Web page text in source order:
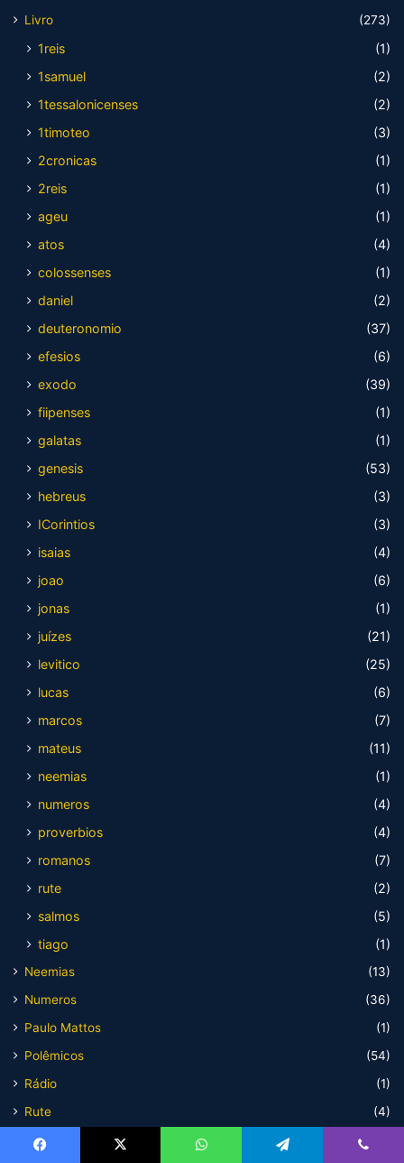
Livro
(273)
1reis
(1)
1samuel
(2)
1tessalonicenses
(2)
1timoteo
(3)
2cronicas
(1)
2reis
(1)
ageu
(1)
atos
(4)
colossenses
(1)
daniel
(2)
deuteronomio
(37)
efesios
(6)
exodo
(39)
fiipenses
(1)
galatas
(1)
genesis
(53)
hebreus
(3)
ICorintios
(3)
isaias
(4)
joao
(6)
jonas
(1)
juízes
(21)
levitico
(25)
lucas
(6)
marcos
(7)
mateus
(11)
neemias
(1)
numeros
(4)
proverbios
(4)
romanos
(7)
rute
(2)
salmos
(5)
tiago
(1)
Neemias
(13)
Numeros
(36)
Paulo Mattos
(1)
Polêmicos
(54)
Rádio
(1)
Rute
(4)
Salmos